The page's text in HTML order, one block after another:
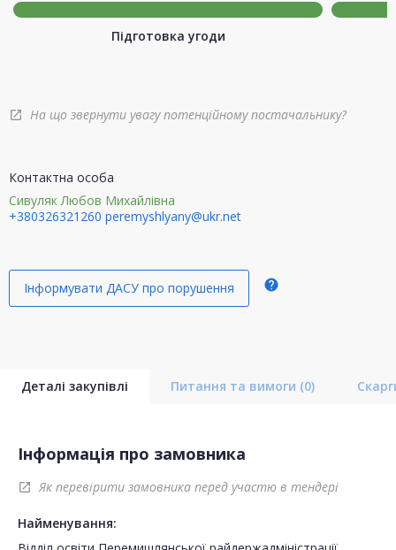
Підготовка угоди
open_in_new На що звернути увагу потенційному постачальнику?
Контактна особа
Сивуляк Любов Михайлівна
+380326321260 peremyshlyany@ukr.net
Інформувати ДАСУ про порушення help
Деталі закупівлі Питання та вимоги (0)
Інформація про замовника
open_in_new Як перевірити замовника перед участю в тендері
Найменування: